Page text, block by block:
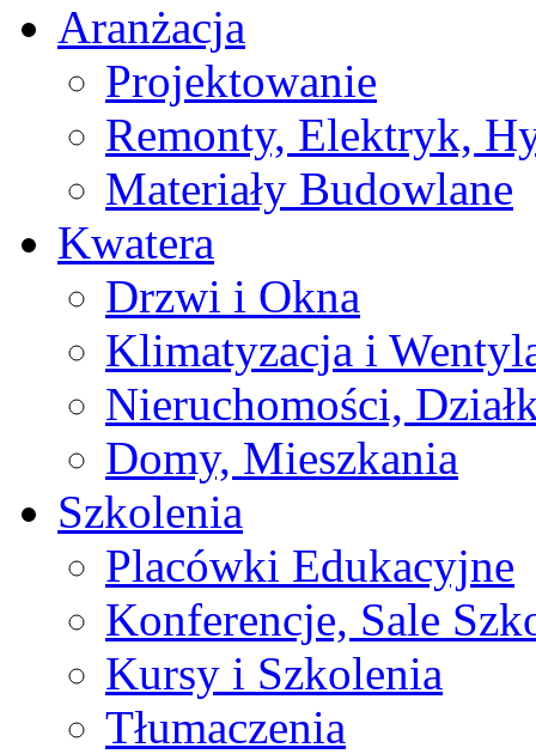
Aranżacja
Projektowanie
Remonty, Elektryk,
Materiały Budowlane
Kwatera
Drzwi i Okna
Klimatyzacja i
Nieruchomości,
Domy, Mieszkania
Szkolenia
Placówki Edukacyjne
Konferencje, Sale
Kursy i Szkolenia
Tłumaczenia